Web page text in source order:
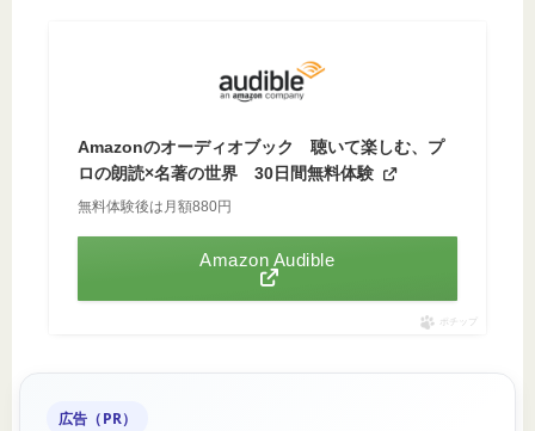
Amazonのオーディオブック 聴いて楽しむ、プ
ロの朗読×名著の世界 30日間無料体験
無料体験後は月額880円
Amazon Audible
ポチップ
広告（PR）